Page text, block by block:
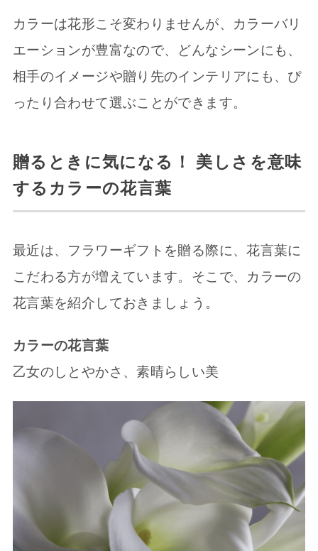
カラーは花形こそ変わりませんが、カラーバリ
エーションが豊富なので、どんなシーンにも、
相手のイメージや贈り先のインテリアにも、ぴ
ったり合わせて選ぶことができます。
贈るときに気になる！ 美しさを意味
するカラーの花言葉
最近は、フラワーギフトを贈る際に、花言葉に
こだわる方が増えています。そこで、カラーの
花言葉を紹介しておきましょう。
カラーの花言葉
乙女のしとやかさ、素晴らしい美